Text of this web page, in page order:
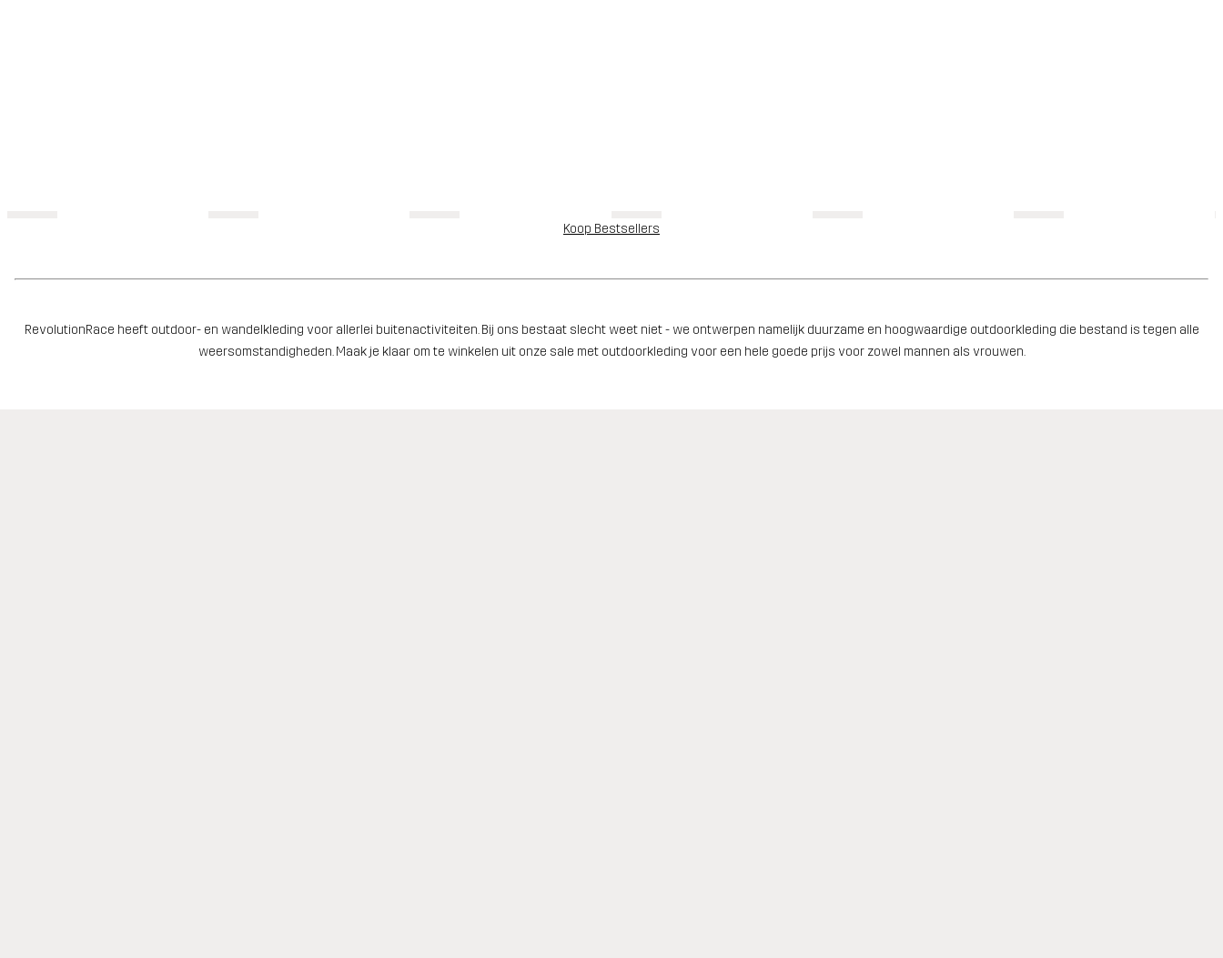
Koop Bestsellers
RevolutionRace heeft outdoor- en wandelkleding voor allerlei buitenactiviteiten. Bij ons bestaat slecht weet niet - we ontwerpen namelijk duurzame en hoogwaardige outdoorkleding die bestand is tegen alle
weersomstandigheden. Maak je klaar om te winkelen uit onze sale met outdoorkleding voor een hele goede prijs voor zowel mannen als vrouwen.